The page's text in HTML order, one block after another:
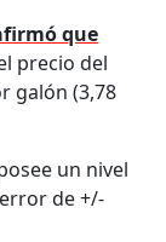
que
precio del
galón (3,78
un nivel
de +/-